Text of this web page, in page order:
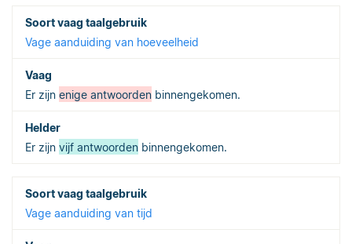
Vage aanduiding van hoeveelheid
Er zijn enige antwoorden binnengekomen.
Er zijn vijf antwoorden binnengekomen.
Vage aanduiding van tijd